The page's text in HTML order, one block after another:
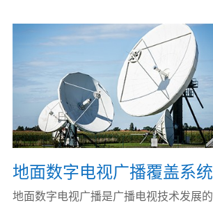
地面数字电视广播覆盖系统
地面数字电视广播是广播电视技术发展的